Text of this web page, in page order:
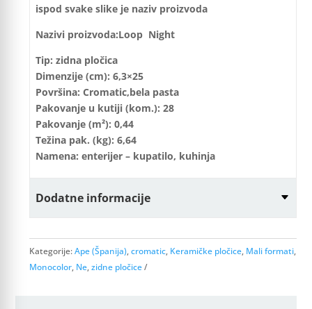
ispod svake slike je naziv proizvoda
Nazivi proizvoda:Loop Night
Tip: zidna pločica
Dimenzije (cm): 6,3×25
Površina: Cromatic,bela pasta
Pakovanje u kutiji (kom.): 28
Pakovanje (m²): 0,44
Težina pak. (kg): 6,64
Namena: enterijer – kupatilo, kuhinja
Dodatne informacije
Kategorije:Ape (Španija),cromatic, Keramičke pločice, Mali formati,
Monocolor, Ne,zidne pločice